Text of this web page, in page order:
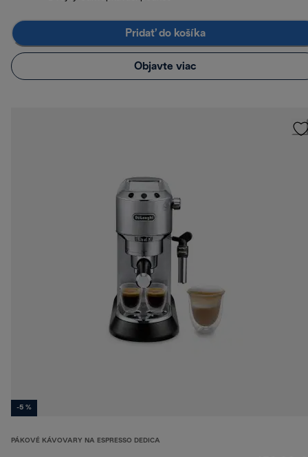
Pridať do košíka
Objavte viac
-5 %
PÁKOVÉ KÁVOVARY NA ESPRESSO DEDICA